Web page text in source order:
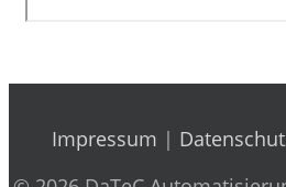
Impressum |